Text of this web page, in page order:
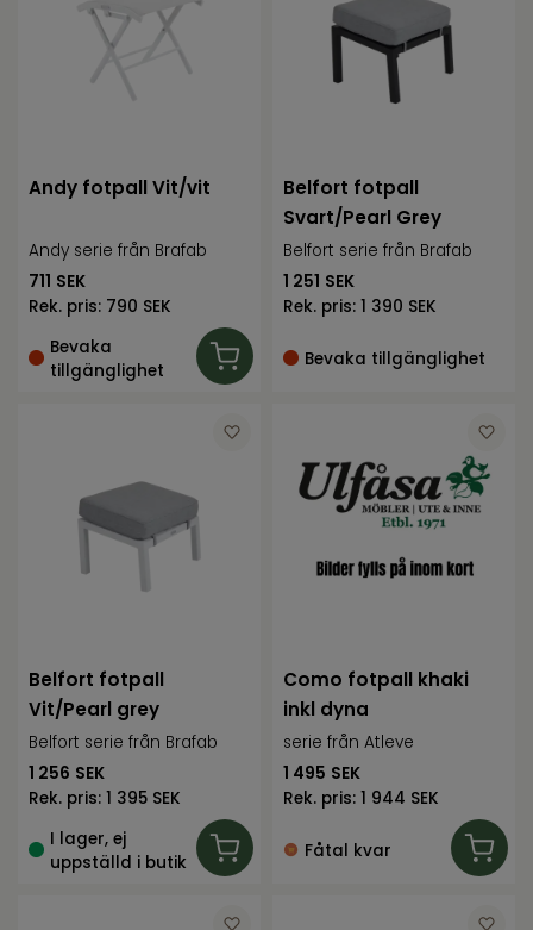
Andy fotpall Vit/vit
Andy serie från Brafab
711 SEK
Rek. pris: 790 SEK
Bevaka
tillgänglighet
Belfort fotpall
Svart/Pearl Grey
Belfort serie från Brafab
1 251 SEK
Rek. pris: 1 390 SEK
Bevaka tillgänglighet
Belfort fotpall
Vit/Pearl grey
Belfort serie från Brafab
1 256 SEK
Rek. pris: 1 395 SEK
I lager, ej
uppställd i butik
Como fotpall khaki
inkl dyna
serie från Atleve
1 495 SEK
Rek. pris: 1 944 SEK
Fåtal kvar